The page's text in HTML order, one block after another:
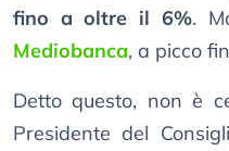
fino a oltre il 6%.
Mediobanca, a picco
Detto questo, non è
Presidente del